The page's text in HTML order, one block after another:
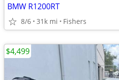
BMW R1200RT
8/6 31k mi Fishers
$4,499